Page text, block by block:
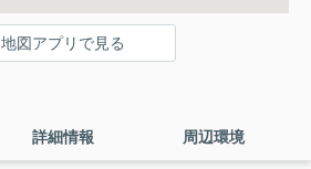
地図アプリで見る
詳細情報 周辺環境